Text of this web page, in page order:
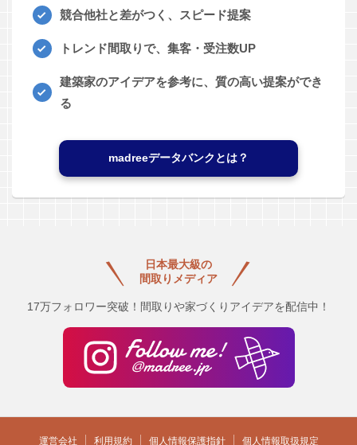
競合他社と差がつく、スピード提案
トレンド間取りで、集客・受注数UP
建築家のアイデアを参考に、質の高い提案ができ
る
madreeデータバンクとは？
日本最大級の
間取りメディア
17万フォロワー突破！間取りや家づくりアイデアを配信中！
運営会社 利用規約 個人情報保護指針 個人情報取扱規定